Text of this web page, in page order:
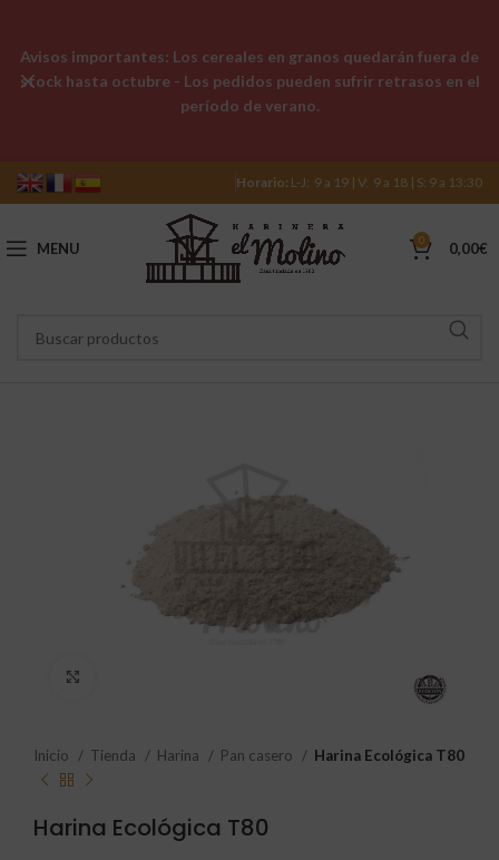
Horario: L-J: 9 a 19 | V: 9 a 18 | S: 9 a 13:30
MENU 0 0,00€
Inicio Tienda Harina Pan casero Harina Ecológica T80
Harina Ecológica T80
Avisos importantes: Los cereales en granos quedarán fuera de
stock hasta octubre - Los pedidos pueden sufrir retrasos en el
período de verano.